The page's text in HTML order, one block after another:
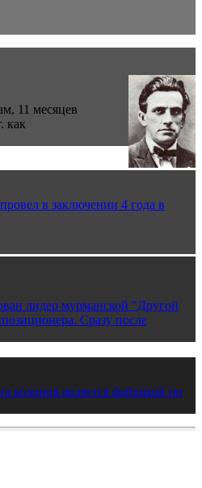
11 месяцев
как
в заключении 4 года в
лидер мурманской "Другой
Сразу после
является фабрикой по